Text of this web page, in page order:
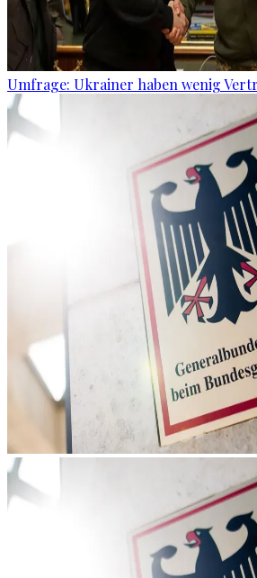
Umfrage: Ukrainer haben wenig